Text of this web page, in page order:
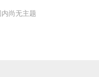
尚无主题